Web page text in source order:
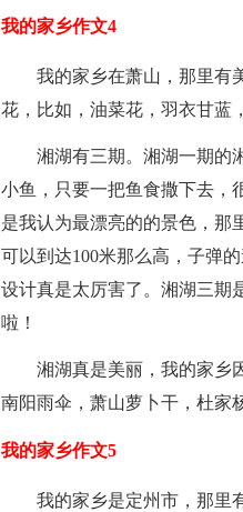
我的家乡作文4
我的家乡在萧山，那里有美
花，比如，油菜花，羽衣甘
湘湖有三期。湘湖一期的湘
小鱼，只要一把鱼食撒下去，
是我认为最漂亮的的景色，那
可以到达100米那么高，子弹
设计真是太厉害了。湘湖三期
啦！
湘湖真是美丽，我的家乡因
南阳雨伞，萧山萝卜干，杜
我的家乡作文5
我的家乡是定州市，那里有